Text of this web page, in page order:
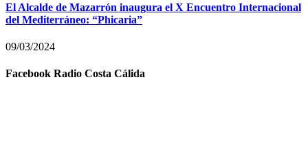
El Alcalde de Mazarrón inaugura el X Encuentro Internacional
del Mediterráneo: “Phicaria”
09/03/2024
Facebook Radio Costa Cálida